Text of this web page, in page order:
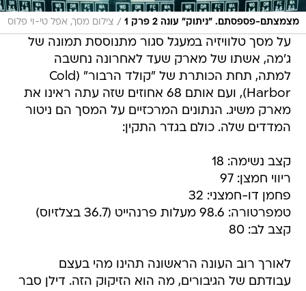
מצמצתם-פספסתם. "ניתוק" עונה 2 פרק 1 / צילום מסך, אפל טי-וי פלוס
על מסך טלוויזיה במעגל סגור מתנוססת תמונה של
ג'מה, אשתו של מארק שעד לאחרונה נחשבה
למתה, תחת הכותרת של "קולד הרבור" (Cold
Harbor), ועם אותם 68 אחוזים שזה עתה ראינו את
מארק משיג. הנתונים המרכזיים על המסך הם ניטור
המדדים שלה. כולם בגדר התקין:
קצב נשימה: 18
ריווי חמצן: 97
פחמן דו-חמצני: 32
טמפרטורה: 98.6 מעלות פרנהייט (36.7 בצלזיוס)
קצב לב: 80
לאורך רוב העונה הראשונה תהינו מהי בעצם
עבודתם של הגיבורים, מה הוא הזיקוק הזה. דילן סבר